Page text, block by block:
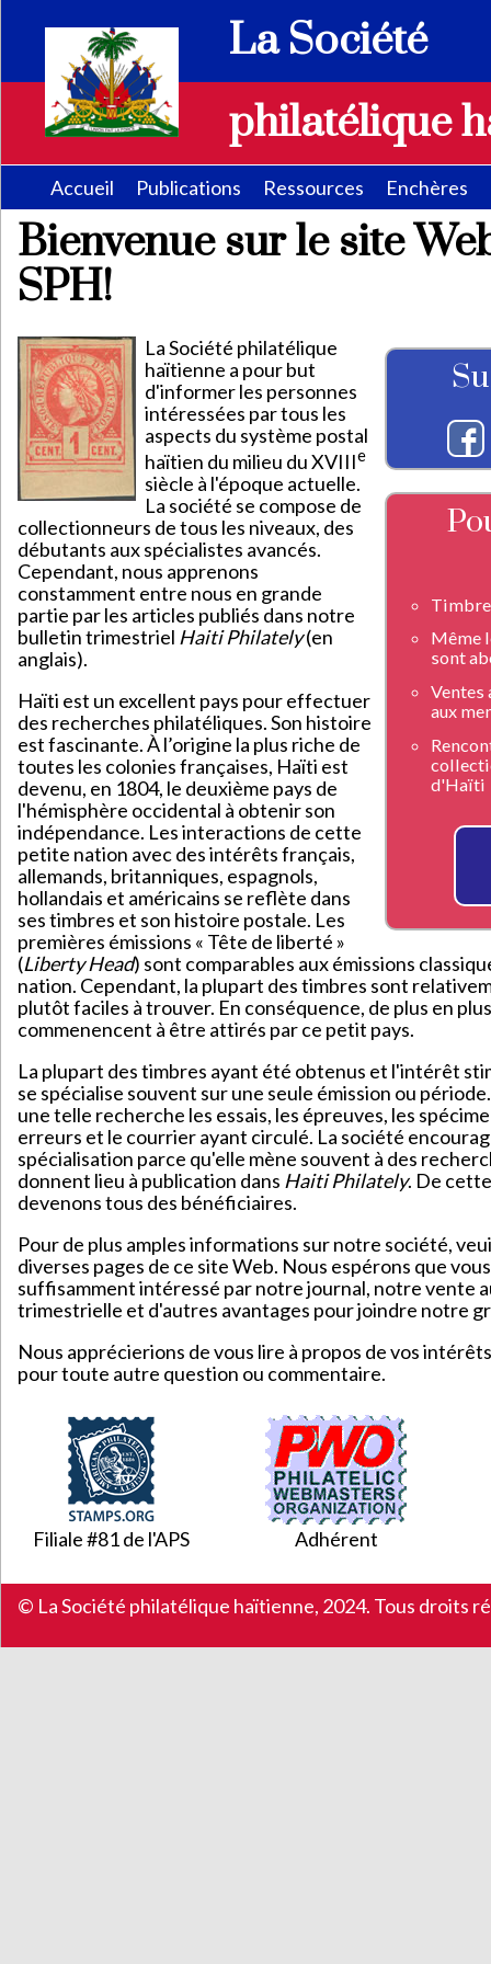
La Société
philatélique
Accueil Publications Ressources Enchères
Bienvenue sur le site
SPH!
Même
sont
Ventes
aux
d'Haïti
La Société philatélique
haïtienne a pour but
d'informer les personnes
intéressées par tous les
aspects du système postal
haïtien du milieu du XVIIIe
siècle à l'époque actuelle.
La société se compose de
collectionneurs de tous les niveaux, des
débutants aux spécialistes avancés.
Cependant, nous apprenons
constamment entre nous en grande
partie par les articles publiés dans notre
bulletin trimestriel Haiti Philately(en
anglais).
Haïti est un excellent pays pour effectuer
des recherches philatéliques. Son histoire
est fascinante. À l’origine la plus riche de
toutes les colonies françaises, Haïti est
devenu, en 1804, le deuxième pays de
l'hémisphère occidental à obtenir son
indépendance. Les interactions de cette
petite nation avec des intérêts français,
allemands, britanniques, espagnols,
hollandais et américains se reflète dans
ses timbres et son histoire postale. Les
premières émissions « Tête de liberté »
(Liberty Head) sont comparables aux émissions
nation. Cependant, la plupart des timbres sont
plutôt faciles à trouver. En conséquence, de plus en
commenencent à être attirés par ce petit pays.
La plupart des timbres ayant été obtenus et l'intérêt
se spécialise souvent sur une seule émission ou
une telle recherche les essais, les épreuves, les
erreurs et le courrier ayant circulé. La société
spécialisation parce qu'elle mène souvent à des
donnent lieu à publication dans Haiti Philately. De
devenons tous des bénéficiaires.
Pour de plus amples informations sur notre société,
diverses pages de ce site Web. Nous espérons que
suffisamment intéressé par notre journal, notre vente
trimestrielle et d'autres avantages pour joindre notre
Nous apprécierions de vous lire à propos de vos
pour toute autre question ou commentaire.
Filiale #81 de l'APS Adhérent
© La Société philatélique haïtienne, 2024. Tous droits